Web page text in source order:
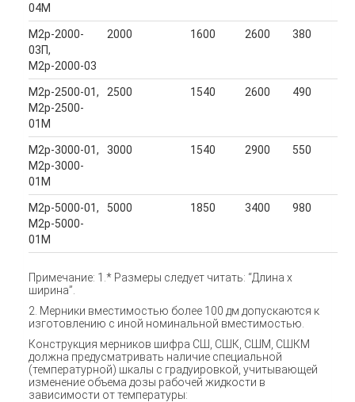
04М
М2р-2000-
03П,
М2р-2000-03
2000 1600 2600 380
М2р-2500-01,
М2р-2500-
01М
2500 1540 2600 490
М2р-3000-01,
М2р-3000-
01М
3000 1540 2900 550
М2р-5000-01,
М2р-5000-
01М
5000 1850 3400 980
Примечание: 1.* Размеры следует читать: “Длина х
ширина”.
2. Мерники вместимостью более 100 дм допускаются к
изготовлению с иной номинальной вместимостью.
Конструкция мерников шифра СШ, СШК, СШМ, СШКМ
должна предусматривать наличие специальной
(температурной) шкалы с градуировкой, учитывающей
изменение объема дозы рабочей жидкости в
зависимости от температуры: